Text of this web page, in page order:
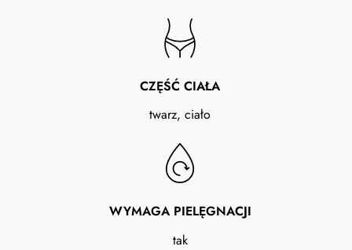
CZĘŚĆ CIAŁA
twarz, ciało
WYMAGA PIELĘGNACJI
tak